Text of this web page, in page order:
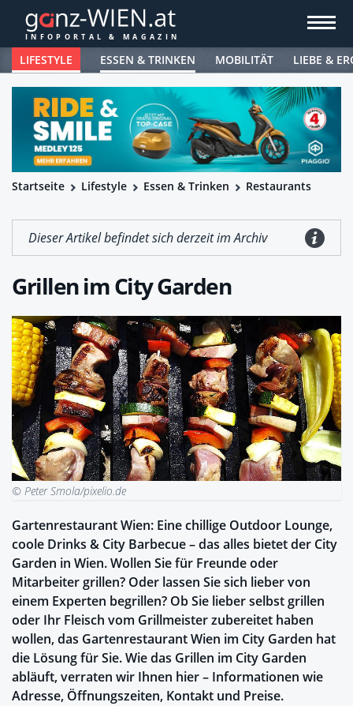
LIFESTYLE ESSEN & TRINKEN MOBILITÄT LIEBE &
Startseite Lifestyle Essen & Trinken Restaurants
Dieser Artikel befindet sich derzeit im Archiv
Grillen im City Garden
© Peter Smola/pixelio.de
Gartenrestaurant Wien: Eine chillige Outdoor Lounge,
coole Drinks & City Barbecue – das alles bietet der City
Garden in Wien. Wollen Sie für Freunde oder
Mitarbeiter grillen? Oder lassen Sie sich lieber von
einem Experten begrillen? Ob Sie lieber selbst grillen
oder Ihr Fleisch vom Grillmeister zubereitet haben
wollen, das Gartenrestaurant Wien im City Garden hat
die Lösung für Sie. Wie das Grillen im City Garden
abläuft, verraten wir Ihnen hier – Informationen wie
Adresse, Öffnungszeiten, Kontakt und Preise.